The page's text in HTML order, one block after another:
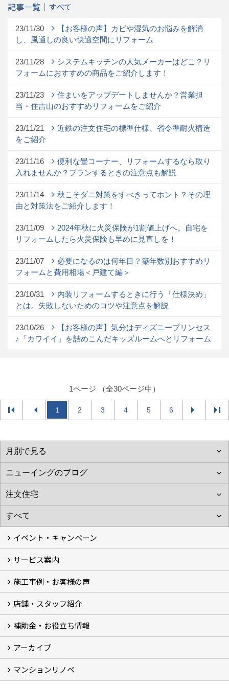
記事一覧｜すべて
23/11/30
【お客様の声】カビや湿気のお悩みを解消
し、風通しの良い快適空間にリフォーム
23/11/28
システムキッチンの人気メーカーはどこ？リ
フォームにおすすめの商品をご紹介します！
23/11/23
住まいをアップデートしませんか？営業担
当・住吉山のおすすめリフォームをご紹介
23/11/21
近鉄の注文住宅の標準仕様、省令準耐火構造
をご紹介
23/11/16
便利な畳コーナー、リフォームするなら取り
入れませんか？プランするときの注意点も解説
23/11/14
秋こそダニ対策をすべきってホント？その理
由と対策法をご紹介します！
23/11/09
2024年秋に火災保険が1割値上げへ。自宅を
リフォームしたら火災保険も早めに見直しを！
23/11/07
必要になるのは何年目？築年数別おすすめリ
フォームと費用相場＜戸建て編＞
23/10/31
内装リフォームするときに行う「仕様決め」
とは。失敗しないためのコツや注意点を解説
23/10/26
【お客様の声】気分はディズニープリンセス
♪「カワイイ」を詰めこんだキッズルームへとリフォーム
1ページ （全30ページ中）
1 2 3 4 5 6
イベント・キャンペーン
最新のイベント・キャンペーン情報
過去のイベント・キャンペーン
サービス案内
リフォームメニュー (17)
マンションリノベ
外壁塗装リフォーム
防音室リフォーム
近鉄不動産のドッグリフォーム by K・DogSpa
住まいの無料点検
リフォームの流れ
リフォーム成功のQ＆A
保証とアフターサービス
私たちが大切にしていること
安心のリフォーム体制
施工担当者の想い
多種多様なニーズに応える提案力
施工事例・お客様の声
施工事例集
ビフォーアフター集
お客様の声
店舗・スタッフ紹介
店舗 (12)
スタッフ
Googleクチコミ評価
近鉄のリフォーム NEWing (2)
補助金・お役立ち情報
補助金・税制 (3)
コラム
ＳＮＳ
アーカイブ
【アーカイブ】近鉄の健康コラム（全9回） (10)
【アーカイブ】住まいのお役立ち情報（全10回） (11)
マンションリノベ